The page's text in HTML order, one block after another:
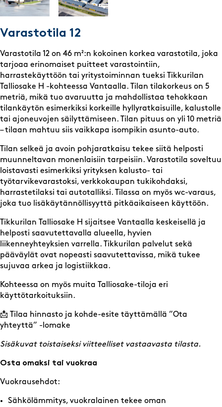
Varastotila 12
Varastotila 12 on 46 m²:n kokoinen korkea varastotila, joka
tarjoaa erinomaiset puitteet varastointiin,
harrastekäyttöön tai yritystoiminnan tueksi Tikkurilan
Talliosake H -kohteessa Vantaalla. Tilan tilakorkeus on 5
metriä, mikä tuo avaruutta ja mahdollistaa tehokkaan
tilankäytön esimerkiksi korkeille hyllyratkaisuille, kalustolle
tai ajoneuvojen säilyttämiseen. Tilan pituus on yli 10 metriä
– tilaan mahtuu siis vaikkapa isompikin asunto-auto.
Tilan selkeä ja avoin pohjaratkaisu tekee siitä helposti
muunneltavan monenlaisiin tarpeisiin. Varastotila soveltuu
loistavasti esimerkiksi yrityksen kalusto- tai
työtarvikevarastoksi, verkkokaupan tukikohdaksi,
harrastetilaksi tai autotalliksi. Tilassa on myös wc-varaus,
joka tuo lisäkäytännöllisyyttä pitkäaikaiseen käyttöön.
Tikkurilan Talliosake H sijaitsee Vantaalla keskeisellä ja
helposti saavutettavalla alueella, hyvien
liikenneyhteyksien varrella. Tikkurilan palvelut sekä
pääväylät ovat nopeasti saavutettavissa, mikä tukee
sujuvaa arkea ja logistiikkaa.
Kohteessa on myös muita Talliosake-tiloja eri
käyttötarkoituksiin.
📩 Tilaa hinnasto ja kohde-esite täyttämällä ”Ota
yhteyttä” -lomake
Sisäkuvat toistaiseksi viitteelliset vastaavasta tilasta.
Osta omaksi tai vuokraa
Vuokrausehdot:
Sähkölämmitys, vuokralainen tekee oman